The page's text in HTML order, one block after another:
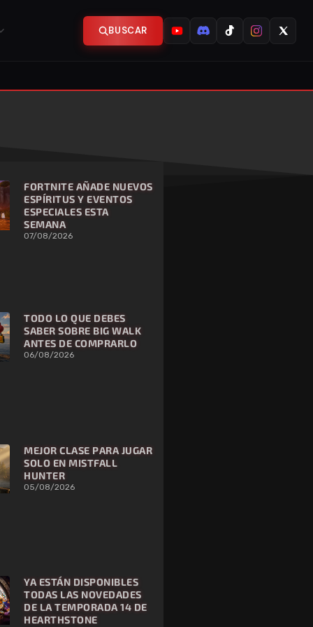
BUSCAR
FORTNITE AÑADE NUEVOS
ESPÍRITUS Y EVENTOS
ESPECIALES ESTA
SEMANA
07/08/2026
TODO LO QUE DEBES
SABER SOBRE BIG WALK
ANTES DE COMPRARLO
06/08/2026
MEJOR CLASE PARA JUGAR
SOLO EN MISTFALL
HUNTER
05/08/2026
YA ESTÁN DISPONIBLES
TODAS LAS NOVEDADES
DE LA TEMPORADA 14 DE
HEARTHSTONE